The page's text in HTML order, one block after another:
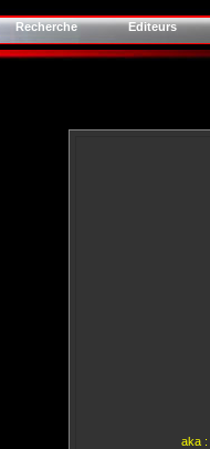
Recherche Editeurs
aka :